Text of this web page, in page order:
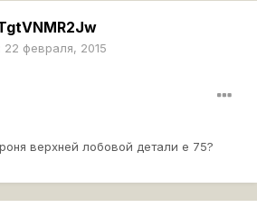
22 февраля, 2015
верхней лобовой детали е 75?